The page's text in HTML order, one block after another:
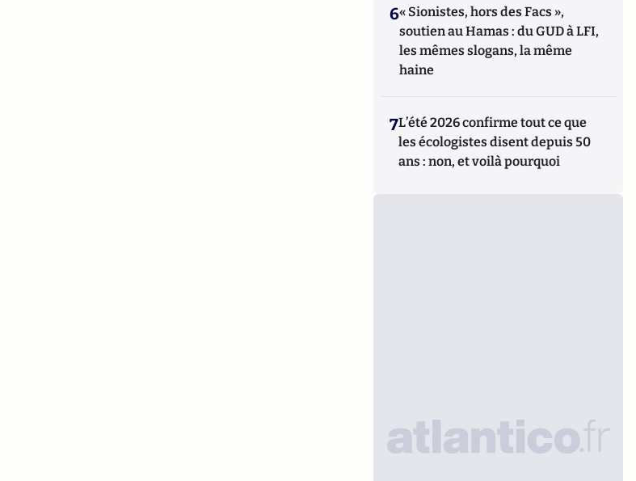
6« Sionistes, hors des Facs »,
soutien au Hamas : du GUD à LFI,
les mêmes slogans, la même
haine
7L’été 2026 confirme tout ce que
les écologistes disent depuis 50
ans : non, et voilà pourquoi